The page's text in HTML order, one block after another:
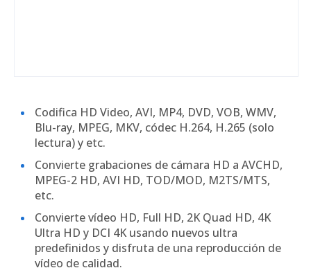
Codifica HD Video, AVI, MP4, DVD, VOB, WMV,
Blu-ray, MPEG, MKV, códec H.264, H.265 (solo
lectura) y etc.
Convierte grabaciones de cámara HD a AVCHD,
MPEG-2 HD, AVI HD, TOD/MOD, M2TS/MTS,
etc.
Convierte vídeo HD, Full HD, 2K Quad HD, 4K
Ultra HD y DCI 4K usando nuevos ultra
predefinidos y disfruta de una reproducción de
vídeo de calidad.